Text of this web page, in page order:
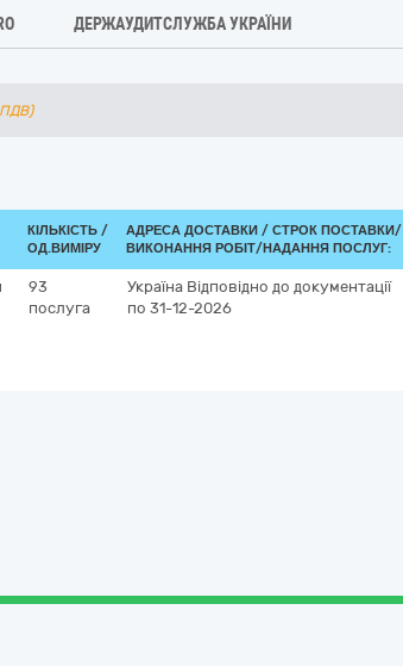
ДЕРЖАУДИТСЛУЖБА УКРАЇНИ
ПДВ)
КІЛЬКІСТЬ /
ОД.ВИМІРУ
АДРЕСА ДОСТАВКИ / СТРОК ПОСТАВКИ/
ВИКОНАННЯ РОБІТ/НАДАННЯ ПОСЛУГ:
93
послуга
Україна Відповідно до документації
по 31-12-2026